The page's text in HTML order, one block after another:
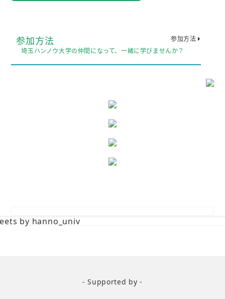
参加方法
埼玉ハンノウ大学の仲間になって、一緒に学びませんか？
参加方法
by hanno_univ
- Supported by -